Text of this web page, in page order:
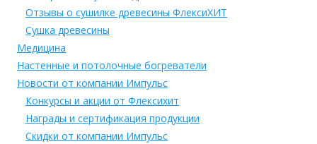
Отзывы о сушилке древесины ФлексиХИТ
Сушка древесины
Медицина
Настенные и потолочные богреватели
Новости от компании Импульс
Конкурсы и акции от Флексихит
Награды и сертификация продукции
Скидки от компании Импульс